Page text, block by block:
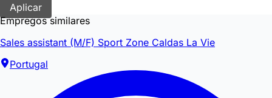
Aplicar
Empregos similares
Sales assistant (M/F) Sport Zone Caldas La Vie
Portugal